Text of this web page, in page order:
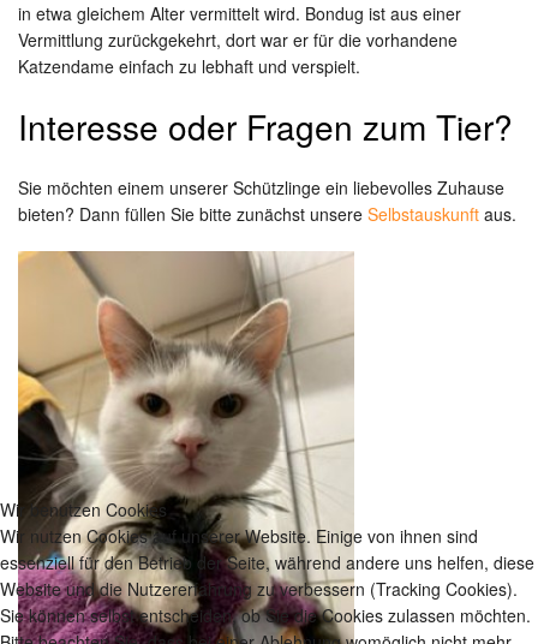
in etwa gleichem Alter vermittelt wird. Bondug ist aus einer
Vermittlung zurückgekehrt, dort war er für die vorhandene
Katzendame einfach zu lebhaft und verspielt.
Interesse oder Fragen zum Tier?
Sie möchten einem unserer Schützlinge ein liebevolles Zuhause
bieten? Dann füllen Sie bitte zunächst unsere Selbstauskunft aus.
Wir benutzen Cookies
Wir nutzen Cookies auf unserer Website. Einige von ihnen sind
essenziell für den Betrieb der Seite, während andere uns helfen, diese
Website und die Nutzererfahrung zu verbessern (Tracking Cookies).
Sie können selbst entscheiden, ob Sie die Cookies zulassen möchten.